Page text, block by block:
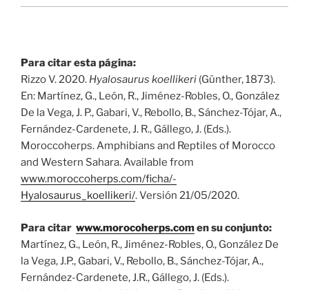
Para citar esta página:
Rizzo V. 2020. Hyalosaurus koellikeri (Günther, 1873).
En: Martínez, G., León, R., Jiménez-Robles, O., González
De la Vega, J. P., Gabari, V., Rebollo, B., Sánchez-Tójar, A.,
Fernández-Cardenete, J. R., Gállego, J. (Eds.).
Moroccoherps. Amphibians and Reptiles of Morocco
and Western Sahara. Available from
www.moroccoherps.com/ficha/­
Hyalosaurus_koellikeri/. Versión 21/05/2020.
Para citar www.morocoherps.comen su conjunto:
Martínez, G., León, R., Jiménez-Robles, O., González De
la Vega, J.P., Gabari, V., Rebollo, B., Sánchez-Tójar, A.,
Fernández-Cardenete, J.R., Gállego, J. (Eds.).